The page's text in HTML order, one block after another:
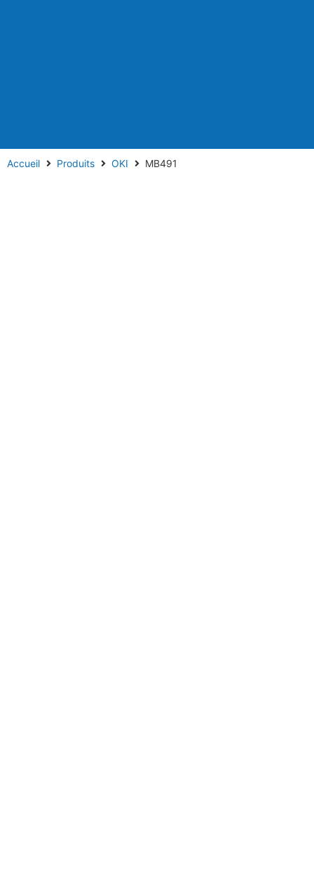
Accueil Produits OKI MB491